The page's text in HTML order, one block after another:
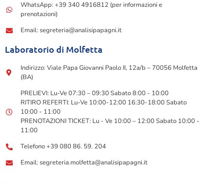
WhatsApp: +39 340 4916812 (per informazioni e
prenotazioni)
Email: segreteria@analisipapagni.it
Laboratorio di Molfetta
Indirizzo: Viale Papa Giovanni Paolo II, 12a/b – 70056 Molfetta
(BA)
PRELIEVI: Lu-Ve 07:30 – 09:30 Sabato 8:00 - 10:00
RITIRO REFERTI: Lu-Ve 10:00-12:00 16:30-18:00 Sabato
10:00 - 11:00
PRENOTAZIONI TICKET: Lu - Ve 10:00 – 12:00 Sabato 10:00 -
11:00
Telefono +39 080 86. 59. 204
Email: segreteria.molfetta@analisipapagni.it